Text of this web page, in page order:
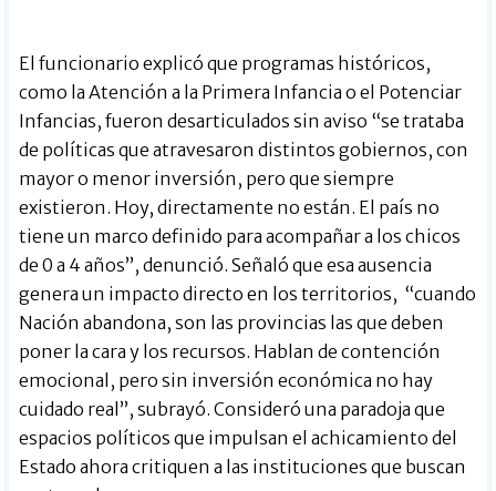
El funcionario explicó que programas históricos,
como la Atención a la Primera Infancia o el Potenciar
Infancias, fueron desarticulados sin aviso “se trataba
de políticas que atravesaron distintos gobiernos, con
mayor o menor inversión, pero que siempre
existieron. Hoy, directamente no están. El país no
tiene un marco definido para acompañar a los chicos
de 0 a 4 años”, denunció. Señaló que esa ausencia
genera un impacto directo en los territorios, “cuando
Nación abandona, son las provincias las que deben
poner la cara y los recursos. Hablan de contención
emocional, pero sin inversión económica no hay
cuidado real”, subrayó. Consideró una paradoja que
espacios políticos que impulsan el achicamiento del
Estado ahora critiquen a las instituciones que buscan